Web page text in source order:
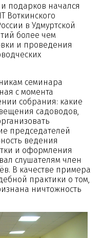
подарков начался
Воткинского
в Удмуртской
более чем
и проведения
семинара
с момента
собрания: какие
садоводов,
председателей
ведения
и оформления
слушателям член
В качестве примера
практики о том,
ничтожность